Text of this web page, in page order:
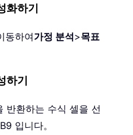
화하기
동하여가정 분석>목표
하기
반환하는 수식 셀을 선
입니다。